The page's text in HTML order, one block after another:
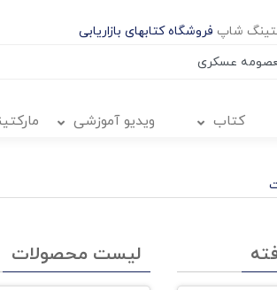
شاپ فروشگاه کتابهای بازاریابی
کتاب ویدیو آموزشی
لیست محصولات